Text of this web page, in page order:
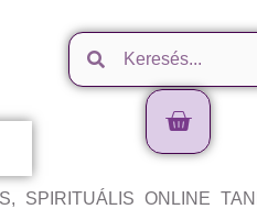
SPIRITUÁLIS ONLINE